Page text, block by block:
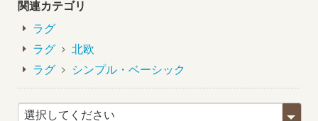
関連カテゴリ
ラグ
ラグ
北欧
ラグ
シンプル・ベーシック